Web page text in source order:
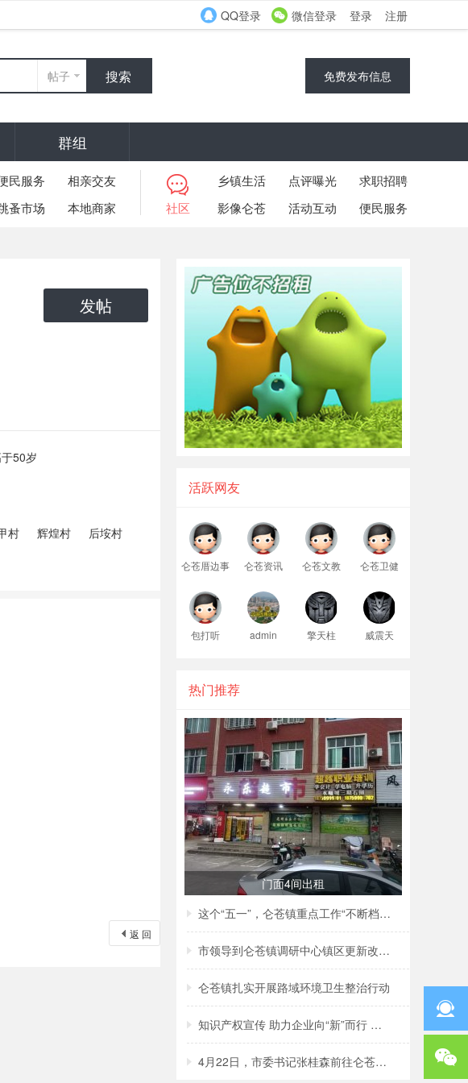
QQ登录 微信登录 登录 注册
帖子 搜索 免费发布信息
群组
民服务
相亲交友
蚤市场
本地商家 社区
乡镇生活 点评曝光
求职招聘
影像仑苍
活动互动 便民服务
发帖
50岁
村 辉煌村
后垵村
返 回
活跃网友
仑苍厝边事 仑苍资讯 仑苍文教 仑苍卫健
包打听 admin 擎天柱 威震天
热门推荐
门面4间出租
这个“五一”，仑苍镇重点工作“不断档”！
市领导到仑苍镇调研中心镇区更新改造项目建
仑苍镇扎实开展路域环境卫生整治行动
知识产权宣传 助力企业向“新”而行 ——仑
4月22日，市委书记张桂森前往仑苍镇、洪濑